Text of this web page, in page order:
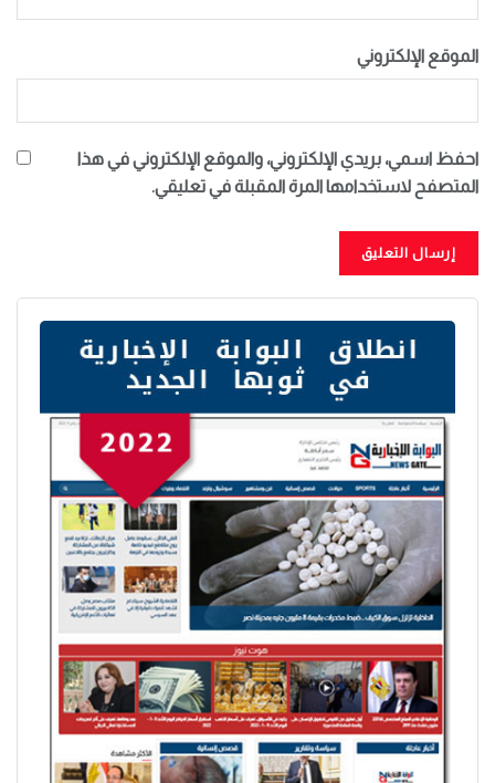
الموقع الإلكتروني
احفظ اسمي، بريدي الإلكتروني، والموقع الإلكتروني في هذا
المتصفح لاستخدامها المرة المقبلة في تعليقي.